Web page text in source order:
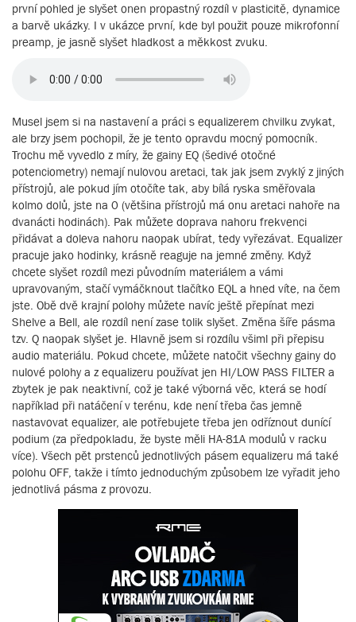
první pohled je slyšet onen propastný rozdíl v plasticitě, dynamice
a barvě ukázky. I v ukázce první, kde byl použit pouze mikrofonní
preamp, je jasně slyšet hladkost a měkkost zvuku.
Musel jsem si na nastavení a práci s equalizerem chvilku zvykat,
ale brzy jsem pochopil, že je tento opravdu mocný pomocník.
Trochu mě vyvedlo z míry, že gainy EQ (šedivé otočné
potenciometry) nemají nulovou aretaci, tak jak jsem zvyklý z jiných
přístrojů, ale pokud jím otočíte tak, aby bílá ryska směřovala
kolmo dolů, jste na 0 (většina přístrojů má onu aretaci nahoře na
dvanácti hodinách). Pak můžete doprava nahoru frekvenci
přidávat a doleva nahoru naopak ubírat, tedy vyřezávat. Equalizer
pracuje jako hodinky, krásně reaguje na jemné změny. Když
chcete slyšet rozdíl mezi původním materiálem a vámi
upravovaným, stačí vymáčknout tlačítko EQL a hned víte, na čem
jste. Obě dvě krajní polohy můžete navíc ještě přepínat mezi
Shelve a Bell, ale rozdíl není zase tolik slyšet. Změna šíře pásma
tzv. Q naopak slyšet je. Hlavně jsem si rozdílu všiml při přepisu
audio materiálu. Pokud chcete, můžete natočit všechny gainy do
nulové polohy a z equalizeru používat jen HI/LOW PASS FILTER a
zbytek je pak neaktivní, což je také výborná věc, která se hodí
například při natáčení v terénu, kde není třeba čas jemně
nastavovat equalizer, ale potřebujete třeba jen odříznout dunící
podium (za předpokladu, že byste měli HA-81A modulů v racku
více). Všech pět prstenců jednotlivých pásem equalizeru má také
polohu OFF, takže i tímto jednoduchým způsobem lze vyřadit jeho
jednotlivá pásma z provozu.